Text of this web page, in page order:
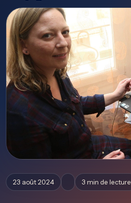
23 août 2024 3 min de lecture